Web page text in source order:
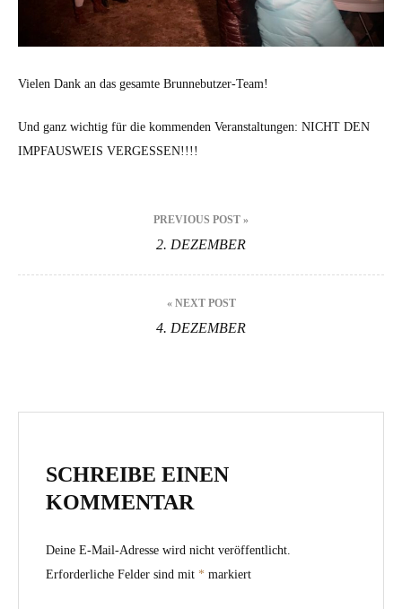
Vielen Dank an das gesamte Brunnebutzer-Team!
Und ganz wichtig für die kommenden Veranstaltungen: NICHT DEN
IMPFAUSWEIS VERGESSEN!!!!
PREVIOUS POST »
2. DEZEMBER
« NEXT POST
4. DEZEMBER
SCHREIBE EINEN
KOMMENTAR
Deine E-Mail-Adresse wird nicht veröffentlicht.
Erforderliche Felder sind mit * markiert